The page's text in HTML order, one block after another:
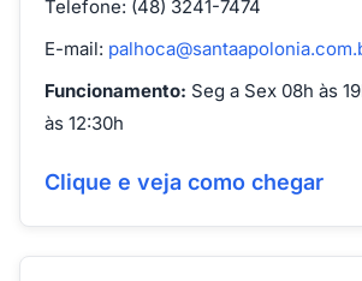
Telefone: (48) 3241-7474
E-mail:
Funcionamento: Seg a Sex 08h às
às 12:30h
Clique e veja como chegar